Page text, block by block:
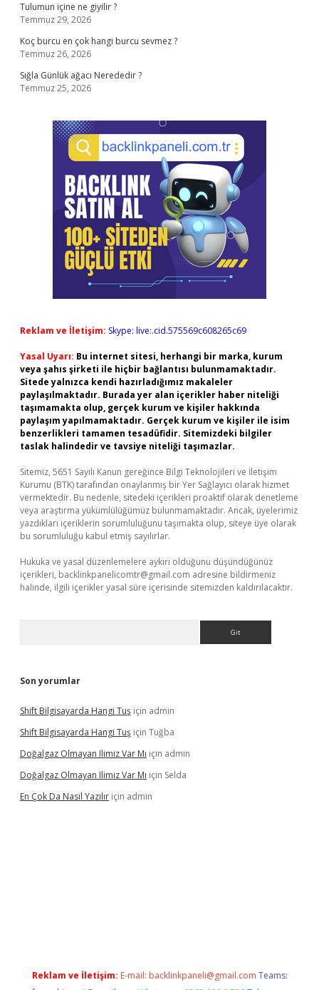
Tulumun içine ne giyilir ?
Temmuz 29, 2026
Koç burcu en çok hangi burcu sevmez ?
Temmuz 26, 2026
Sığla Günlük ağacı Nerededir ?
Temmuz 25, 2026
Reklam ve İletişim: Skype: live:.cid.575569c608265c69
Yasal Uyarı: Bu internet sitesi, herhangi bir marka, kurum
veya şahıs şirketi ile hiçbir bağlantısı bulunmamaktadır.
Sitede yalnızca kendi hazırladığımız makaleler
paylaşılmaktadır. Burada yer alan içerikler haber niteliği
taşımamakta olup, gerçek kurum ve kişiler hakkında
paylaşım yapılmamaktadır. Gerçek kurum ve kişiler ile isim
benzerlikleri tamamen tesadüfidir. Sitemizdeki bilgiler
taslak halindedir ve tavsiye niteliği taşımazlar.
Sitemiz, 5651 Sayılı Kanun gereğince Bilgi Teknolojileri ve İletişim
Kurumu (BTK) tarafından onaylanmış bir Yer Sağlayıcı olarak hizmet
vermektedir. Bu nedenle, sitedeki içerikleri proaktif olarak denetleme
veya araştırma yükümlülüğümüz bulunmamaktadır. Ancak, üyelerimiz
yazdıkları içeriklerin sorumluluğunu taşımakta olup, siteye üye olarak
bu sorumluluğu kabul etmiş sayılırlar.
Hukuka ve yasal düzenlemelere aykırı olduğunu düşündüğünüz
içerikleri, backlinkpanelicomtr@gmail.com adresine bildirmeniz
halinde, ilgili içerikler yasal süre içerisinde sitemizden kaldırılacaktır.
Son yorumlar
Shift Bilgisayarda Hangi Tuş için admin
Shift Bilgisayarda Hangi Tuş için Tuğba
Doğalgaz Olmayan Ilimiz Var Mı için admin
Doğalgaz Olmayan Ilimiz Var Mı için Selda
En Çok Da Nasıl Yazılır için admin
Reklam ve İletişim: E-mail: backlinkpaneli@gmail.com Teams: